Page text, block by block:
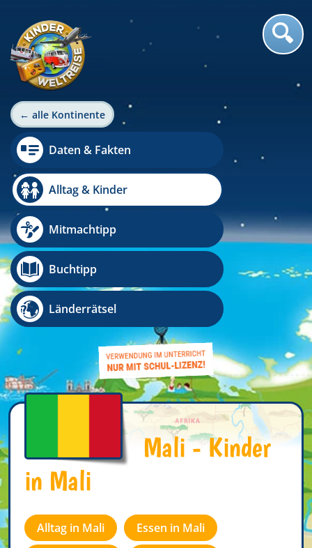
← alle Kontinente
Daten & Fakten
Alltag & Kinder
Mitmachtipp
Buchtipp
Länderrätsel
Mali - Kinder
in Mali
Alltag in Mali
Essen in Mali